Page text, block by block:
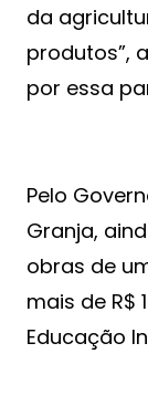
da
produtos”,
por essa
Pelo
Granja,
obras de
mais de R$
Educação